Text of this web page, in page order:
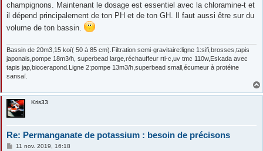
champignons. Maintenant le dosage est essentiel avec la chloramine-t et
il dépend principalement de ton PH et de ton GH. Il faut aussi être sur du
volume de ton bassin.
Bassin de 20m3,15 koï( 50 à 85 cm).Filtration semi-gravitaire:ligne 1:sifi,brosses,tapis
japonais,pompe 18m3/h, superbead large,réchauffeur rti-c,uv tmc 110w,Eskada avec
tapis jap,biocerapond.Ligne 2:pompe 13m3/h,superbead small,écumeur à protéine
sansaï.
Kris33
Re: Permanganate de potassium : besoin de précisons
M
11 nov. 2019, 16:18